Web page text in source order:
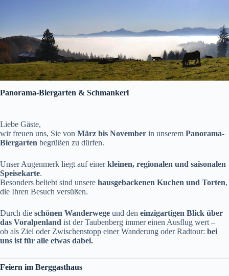
Panorama-Biergarten & Schmankerl
Liebe Gäste,
wir freuen uns, Sie von März bis November in unserem Panorama-
Biergarten begrüßen zu dürfen.
Unser Augenmerk liegt auf einerkleinen, regionalen und saisonalen
Speisekarte.
Besonders beliebt sind unsere hausgebackenen Kuchen und Torten,
die Ihren Besuch versüßen.
Durch die schönen Wanderwege und den einzigartigen Blick über
das Voralpenland ist der Taubenberg immer einen Ausflug wert –
ob als Ziel oder Zwischenstopp einer Wanderung oder Radtour: bei
uns ist für alle etwas dabei.
Feiern im Berggasthaus